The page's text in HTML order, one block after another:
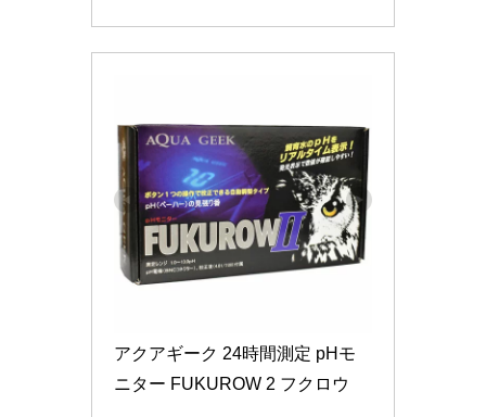
アクアギーク 24時間測定 pHモ
ニター FUKUROW 2 フクロウ